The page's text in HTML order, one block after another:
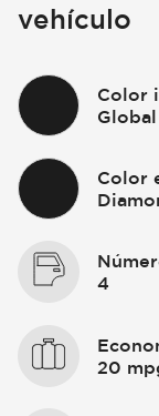
vehículo
Color
Color
4
20